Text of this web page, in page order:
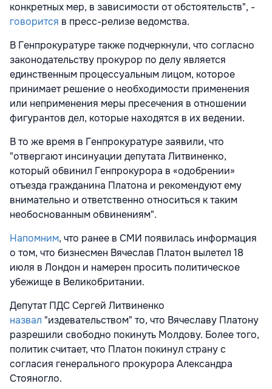
конкретных мер, в зависимости от обстоятельств", -
говорится в пресс-релизе ведомства.
В Генпрокуратуре также подчеркнули, что согласно
законодательству прокурор по делу является
единственным процессуальным лицом, которое
принимает решение о необходимости применения
или неприменения меры пресечения в отношении
фигурантов дел, которые находятся в их ведении.
В то же время в Генпрокуратуре заявили, что
"отвергают инсинуации депутата Литвиненко,
который обвинил Генпрокурора в «одобрении»
отъезда гражданина Платона и рекомендуют ему
внимательно и ответственно относиться к таким
необоснованным обвинениям".
Напомним, что ранее в СМИ появилась информация
о том, что бизнесмен Вячеслав Платон вылетел 18
июля в Лондон и намерен просить политическое
убежище в Великобритании.
Депутат ПДС Сергей Литвиненко
назвал "издевательством" то, что Вячеславу Платону
разрешили свободно покинуть Молдову. Более того,
политик считает, что Платон покинул страну с
согласия генерального прокурора Александра
Стояногло.